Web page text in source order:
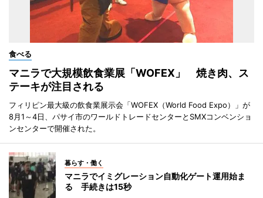
食べる
マニラで大規模飲食業展「WOFEX」 焼き肉、ス
テーキが注目される
フィリピン最大級の飲食業展示会「WOFEX（World Food Expo）」が
8月1～4日、パサイ市のワールドトレードセンターとSMXコンベンショ
ンセンターで開催された。
暮らす・働く
マニラでイミグレーション自動化ゲート運用始ま
る 手続きは15秒